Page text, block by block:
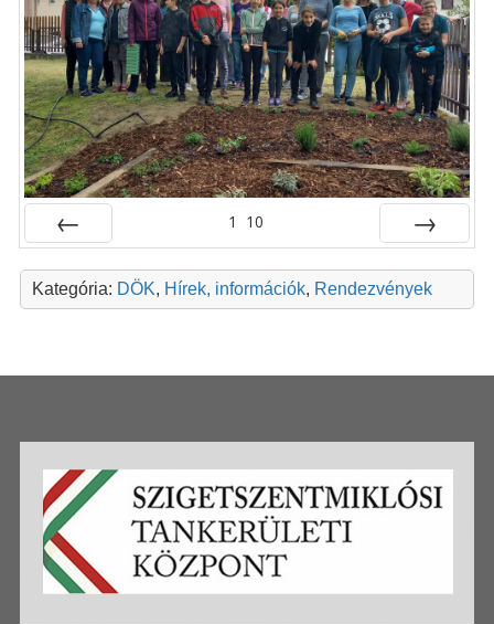
1
10
Kategória: DÖK, Hírek, információk, Rendezvények